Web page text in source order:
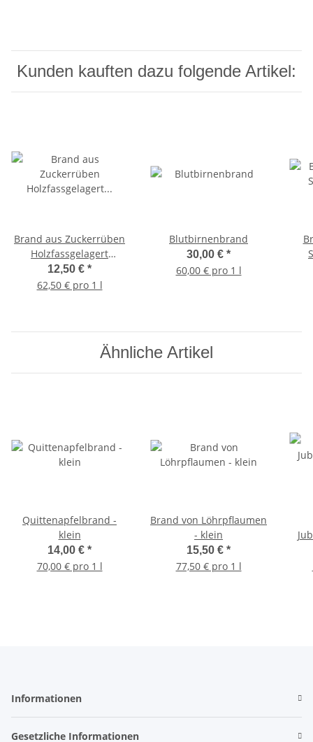
Kunden kauften dazu folgende Artikel:
Brand aus Zuckerrüben
Holzfassgelagert
"Ochsenfurter Gold" -
klein
12,50 € *
62,50 € pro 1 l
Blutbirnenbrand
30,00 € *
60,00 € pro 1 l
Ähnliche Artikel
Quittenapfelbrand -
klein
14,00 € *
70,00 € pro 1 l
Brand von Löhrpflaumen
- klein
15,50 € *
77,50 € pro 1 l
Informationen
Gesetzliche Informationen